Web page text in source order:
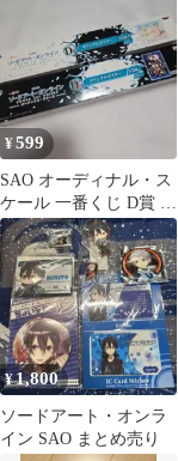
¥599
SAO オーディナル・ス
ケール 一番くじ D賞 ポ
スター2種セット
¥1,800
ソードアート・オンラ
イン SAO まとめ売り